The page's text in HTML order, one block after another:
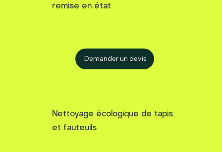
remise en état
Demander un devis
Nettoyage écologique de tapis
et fauteuils